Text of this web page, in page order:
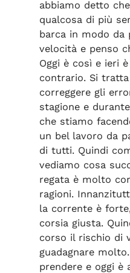
abbiamo detto
qualcosa di più
barca in modo
velocità e penso
Oggi è così e ieri
contrario. Si
correggere gli
stagione e
che stiamo
un bel lavoro da
di tutti. Quindi
vediamo cosa
regata è molto
ragioni.
la corrente è
corsia giusta.
corso il rischio di
guadagnare
prendere e oggi è